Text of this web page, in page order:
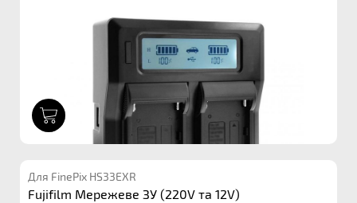
Для FinePix HS33EXR
Fujifilm Мережеве ЗУ (220V та 12V)